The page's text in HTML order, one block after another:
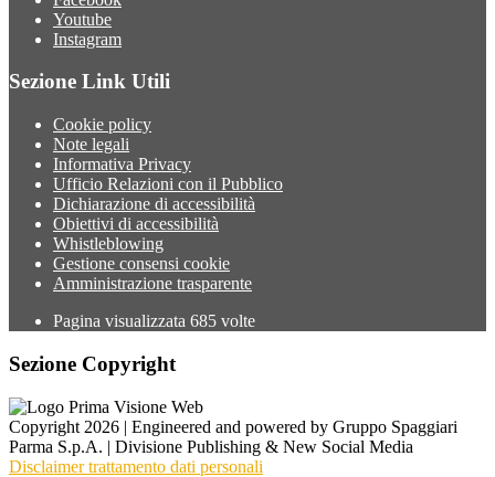
Youtube
Instagram
Sezione Link Utili
Cookie policy
Note legali
Informativa Privacy
Ufficio Relazioni con il Pubblico
Dichiarazione di accessibilità
Obiettivi di accessibilità
Whistleblowing
Gestione consensi cookie
Amministrazione trasparente
Pagina visualizzata 685 volte
Sezione Copyright
Copyright 2026 | Engineered and powered by Gruppo Spaggiari
Parma S.p.A. | Divisione Publishing & New Social Media
Disclaimer trattamento dati personali